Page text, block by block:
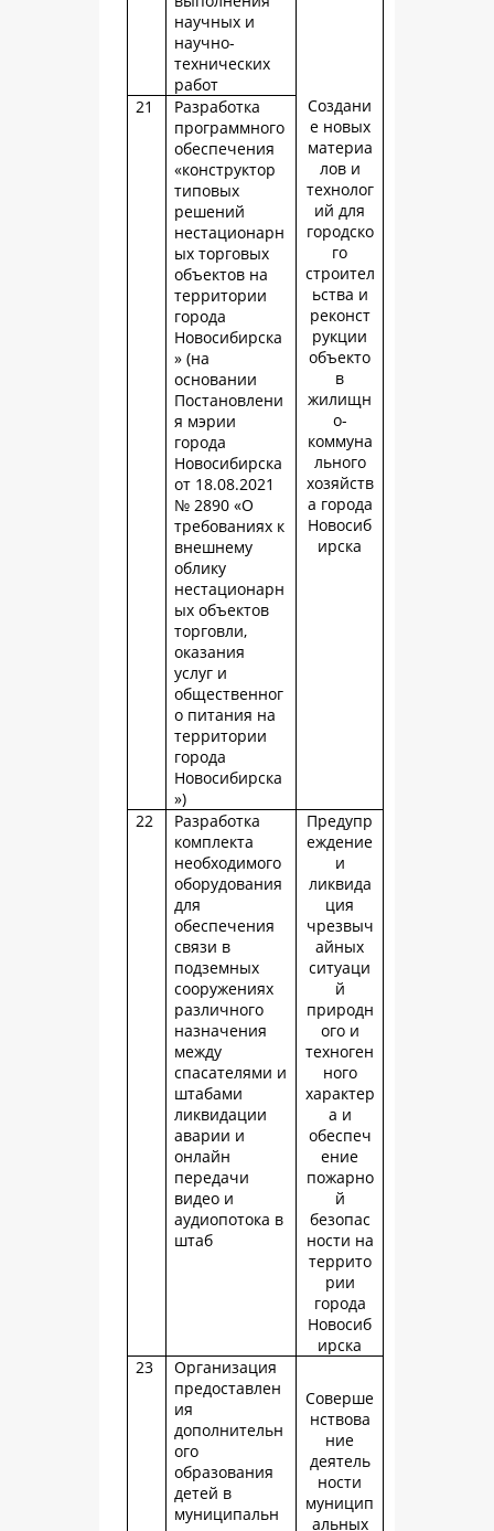
научных и
научно-
технических
работ
Создани
е новых
материа
лов и
технолог
ий для
городско
го
строител
ьства и
реконст
рукции
объекто
в
жилищн
о-
коммуна
льного
хозяйств
а города
Новосиб
ирска
21
Разработка
программного
обеспечения
«конструктор
типовых
решений
нестационарн
ых торговых
объектов на
территории
города
Новосибирска
» (на
основании
Постановлени
я мэрии
города
Новосибирска
от 18.08.2021
№ 2890 «О
требованиях к
внешнему
облику
нестационарн
ых объектов
торговли,
оказания
услуг и
общественног
о питания на
территории
города
Новосибирска
»)
22
Разработка
комплекта
необходимого
оборудования
для
обеспечения
связи в
подземных
сооружениях
различного
назначения
между
спасателями и
штабами
ликвидации
аварии и
онлайн
передачи
видео и
аудиопотока в
штаб
Предупр
еждение
и
ликвида
ция
чрезвыч
айных
ситуаци
й
природн
ого и
техноген
ного
характер
а и
обеспеч
ение
пожарно
й
безопас
ности на
террито
рии
города
Новосиб
ирска
23
Организация
предоставлен
ия
дополнительн
ого
образования
детей в
муниципальн
Соверше
нствова
ние
деятель
ности
муницип
альных